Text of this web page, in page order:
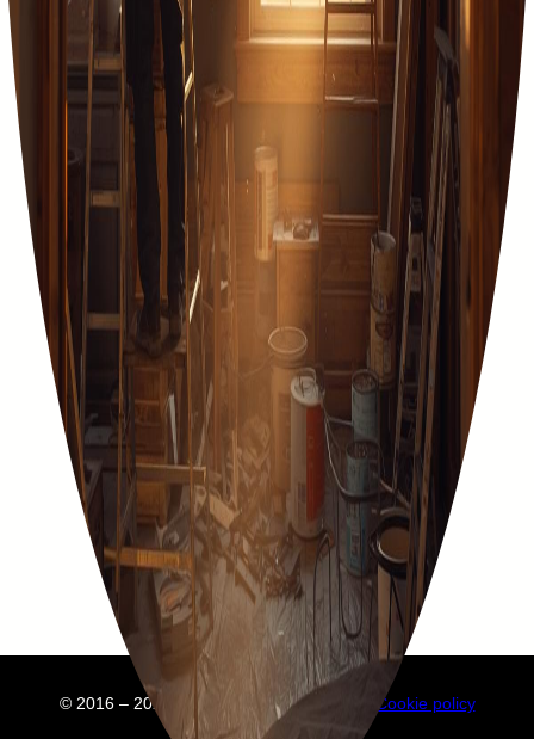
© 2016 – 2025 Embuild À propos de nous Cookie policy